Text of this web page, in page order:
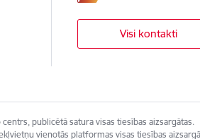
Visi kontakti
publicētā satura visas tiesības aizsargātas.
vienotās platformas visas tiesības